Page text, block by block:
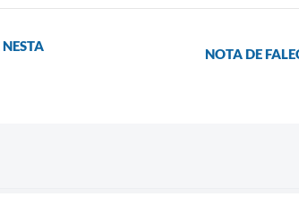
NOTA DE